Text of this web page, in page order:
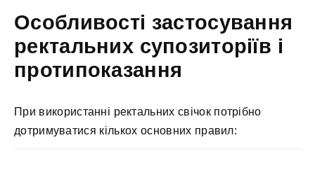
Особливості застосування
ректальних супозиторіїв і
протипоказання
При використанні ректальних свічок потрібно
дотримуватися кількох основних правил: